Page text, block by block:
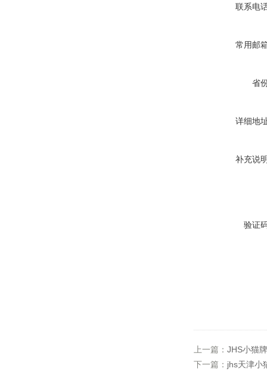
联系电
常用邮
省
详细地
补充说
验证
上一篇： JHS小猫
下一篇： jhs天津小